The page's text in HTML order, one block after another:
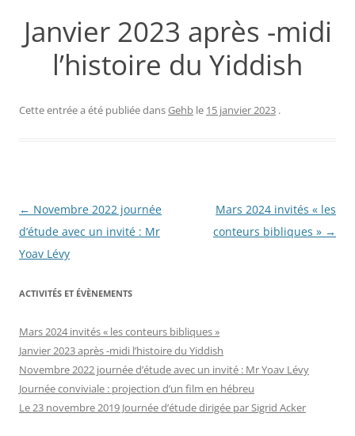
Janvier 2023 après -midi
l’histoire du Yiddish
Cette entrée a été publiée dansGehb le 15 janvier 2023 .
Navigation
des
articles
← Novembre 2022 journée
d’étude avec un invité : Mr
Yoav Lévy
Mars 2024 invités « les
conteurs bibliques » →
ACTIVITÉS ET ÉVÈNEMENTS
Mars 2024 invités « les conteurs bibliques »
Janvier 2023 après -midi l’histoire du Yiddish
Novembre 2022 journée d’étude avec un invité : Mr Yoav Lévy
Journée conviviale : projection d’un film en hébreu
Le 23 novembre 2019 Journée d’étude dirigée par Sigrid Acker